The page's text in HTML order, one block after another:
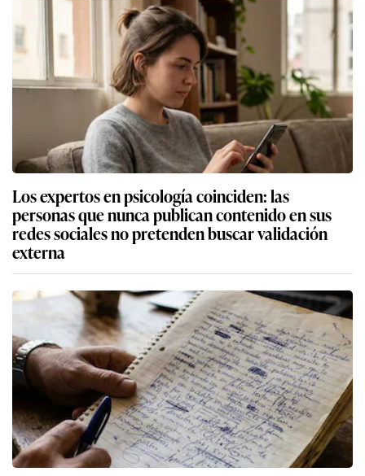
Los expertos en psicología coinciden: las
personas que nunca publican contenido en sus
redes sociales no pretenden buscar validación
externa